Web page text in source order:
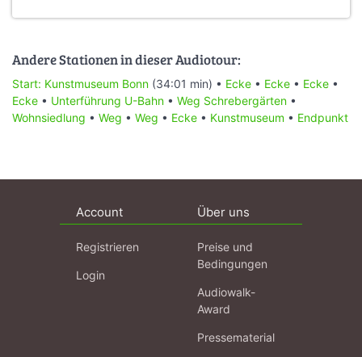
Andere Stationen in dieser Audiotour:
Start: Kunstmuseum Bonn (34:01 min) • Ecke • Ecke • Ecke •
Ecke • Unterführung U-Bahn • Weg Schrebergärten •
Wohnsiedlung • Weg • Weg • Ecke • Kunstmuseum • Endpunkt
Account
Registrieren
Login
Über uns
Preise und
Bedingungen
Audiowalk-
Award
Pressematerial